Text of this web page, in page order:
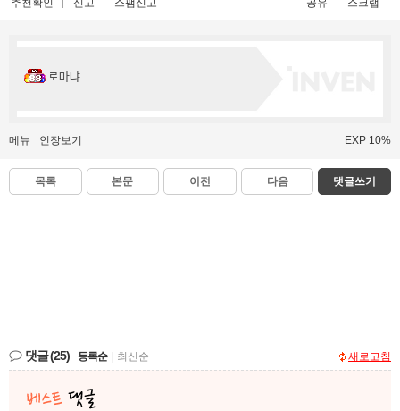
로마냐
메뉴 인장보기 EXP 10%
목록 본문 이전 다음 댓글쓰기
댓글(25) 등록순 최신순 새로고침